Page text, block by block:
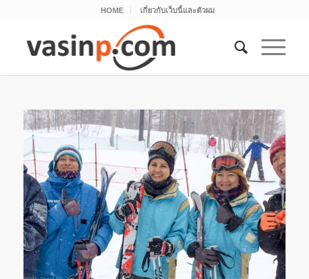
HOME เกี่ยวกับเว็บนี้และตัวผม